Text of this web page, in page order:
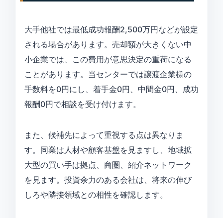
大手他社では最低成功報酬2,500万円などが設定
される場合があります。売却額が大きくない中
小企業では、この費用が意思決定の重荷になる
ことがあります。当センターでは譲渡企業様の
手数料を0円にし、着手金0円、中間金0円、成功
報酬0円で相談を受け付けます。
また、候補先によって重視する点は異なりま
す。同業は人材や顧客基盤を見ますし、地域拡
大型の買い手は拠点、商圏、紹介ネットワーク
を見ます。投資余力のある会社は、将来の伸び
しろや隣接領域との相性を確認します。